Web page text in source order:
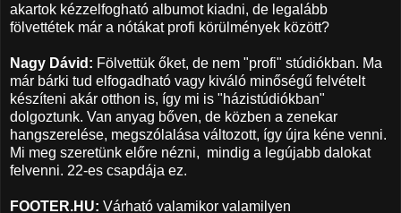
akartok kézzelfogható albumot kiadni, de legalább
fölvettétek már a nótákat profi körülmények között?
Nagy Dávid: Fölvettük őket, de nem "profi" stúdiókban. Ma
már bárki tud elfogadható vagy kiváló minőségű felvételt
készíteni akár otthon is, így mi is "házistúdiókban"
dolgoztunk. Van anyag bőven, de közben a zenekar
hangszerelése, megszólalása változott, így újra kéne venni.
Mi meg szeretünk előre nézni, mindig a legújabb dalokat
felvenni. 22-es csapdája ez.
FOOTER.HU: Várható valamikor valamilyen